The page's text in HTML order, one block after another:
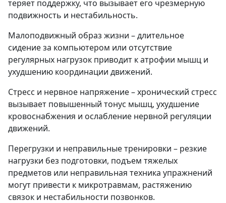
теряет поддержку, что вызывает его чрезмерную
подвижность и нестабильность.
Малоподвижный образ жизни – длительное
сидение за компьютером или отсутствие
регулярных нагрузок приводит к атрофии мышц и
ухудшению координации движений.
Стресс и нервное напряжение – хронический стресс
вызывает повышенный тонус мышц, ухудшение
кровоснабжения и ослабление нервной регуляции
движений.
Перегрузки и неправильные тренировки – резкие
нагрузки без подготовки, подъем тяжелых
предметов или неправильная техника упражнений
могут привести к микротравмам, растяжению
связок и нестабильности позвонков.